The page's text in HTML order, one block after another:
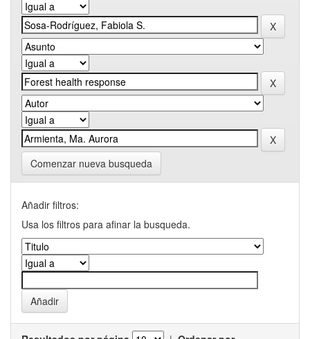
Comenzar nueva busqueda
Añadir filtros:
Usa los filtros para afinar la busqueda.